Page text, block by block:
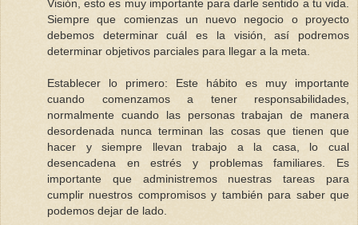
Visión, esto es muy importante para darle sentido a tu vida.
Siempre que comienzas un nuevo negocio o proyecto
debemos determinar cuál es la visión, así podremos
determinar objetivos parciales para llegar a la meta.
Establecer lo primero: Este hábito es muy importante
cuando comenzamos a tener responsabilidades,
normalmente cuando las personas trabajan de manera
desordenada nunca terminan las cosas que tienen que
hacer y siempre llevan trabajo a la casa, lo cual
desencadena en estrés y problemas familiares. Es
importante que administremos nuestras tareas para
cumplir nuestros compromisos y también para saber que
podemos dejar de lado.